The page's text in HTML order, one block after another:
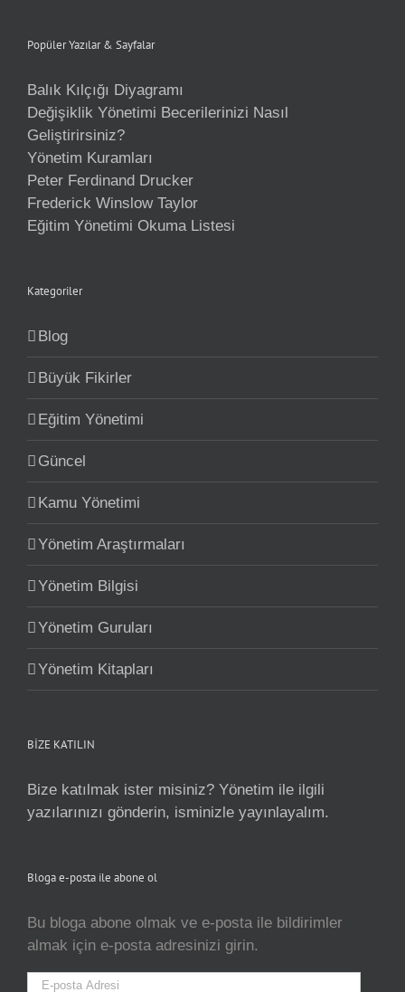
Popüler Yazılar & Sayfalar
Balık Kılçığı Diyagramı
Değişiklik Yönetimi Becerilerinizi Nasıl
Geliştirirsiniz?
Yönetim Kuramları
Peter Ferdinand Drucker
Frederick Winslow Taylor
Eğitim Yönetimi Okuma Listesi
Kategoriler
Blog
Büyük Fikirler
Eğitim Yönetimi
Güncel
Kamu Yönetimi
Yönetim Araştırmaları
Yönetim Bilgisi
Yönetim Guruları
Yönetim Kitapları
BİZE KATILIN
Bize katılmak ister misiniz? Yönetim ile ilgili
yazılarınızı gönderin, isminizle yayınlayalım.
Bloga e-posta ile abone ol
Bu bloga abone olmak ve e-posta ile bildirimler
almak için e-posta adresinizi girin.